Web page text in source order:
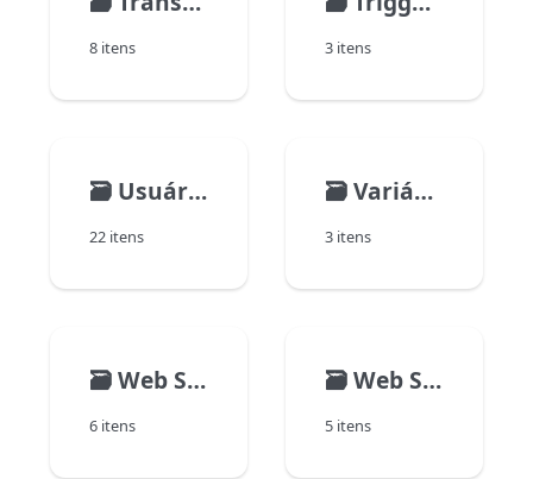
8 itens 3 itens
🗃️ Usuários e grupos
22 itens
🗃️Variáveis.
3 itens
🗃️ Web Services (Client)
6 itens
🗃️Web Services (Server)
5 itens